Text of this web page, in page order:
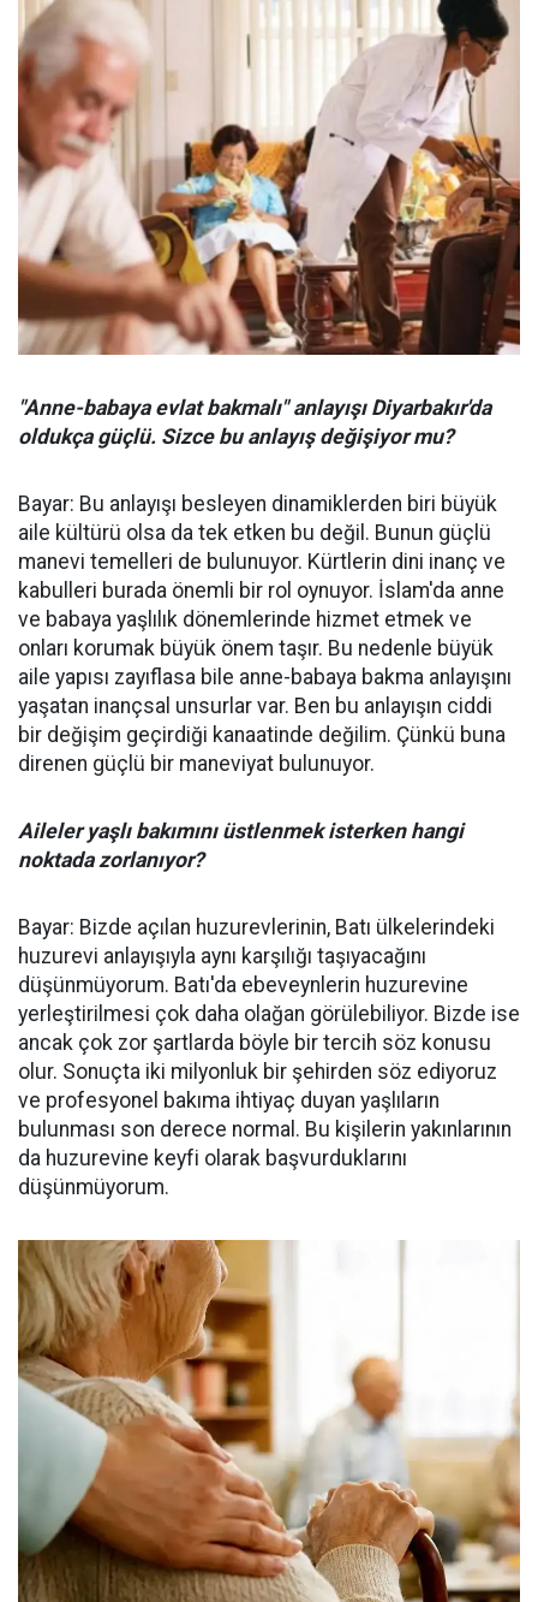
"Anne-babaya evlat bakmalı" anlayışı Diyarbakır'da
oldukça güçlü. Sizce bu anlayış değişiyor mu?
Bayar: Bu anlayışı besleyen dinamiklerden biri büyük
aile kültürü olsa da tek etken bu değil. Bunun güçlü
manevi temelleri de bulunuyor. Kürtlerin dini inanç ve
kabulleri burada önemli bir rol oynuyor. İslam'da anne
ve babaya yaşlılık dönemlerinde hizmet etmek ve
onları korumak büyük önem taşır. Bu nedenle büyük
aile yapısı zayıflasa bile anne-babaya bakma anlayışını
yaşatan inançsal unsurlar var. Ben bu anlayışın ciddi
bir değişim geçirdiği kanaatinde değilim. Çünkü buna
direnen güçlü bir maneviyat bulunuyor.
Aileler yaşlı bakımını üstlenmek isterken hangi
noktada zorlanıyor?
Bayar: Bizde açılan huzurevlerinin, Batı ülkelerindeki
huzurevi anlayışıyla aynı karşılığı taşıyacağını
düşünmüyorum. Batı'da ebeveynlerin huzurevine
yerleştirilmesi çok daha olağan görülebiliyor. Bizde ise
ancak çok zor şartlarda böyle bir tercih söz konusu
olur. Sonuçta iki milyonluk bir şehirden söz ediyoruz
ve profesyonel bakıma ihtiyaç duyan yaşlıların
bulunması son derece normal. Bu kişilerin yakınlarının
da huzurevine keyfi olarak başvurduklarını
düşünmüyorum.